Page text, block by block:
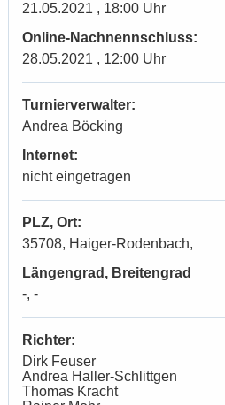
21.05.2021 , 18:00 Uhr
Online-Nachnennschluss:
28.05.2021 , 12:00 Uhr
Turnierverwalter:
Andrea Böcking
Internet:
nicht eingetragen
PLZ, Ort:
35708, Haiger-Rodenbach,
Längengrad, Breitengrad
-, -
Richter:
Dirk Feuser
Andrea Haller-Schlittgen
Thomas Kracht